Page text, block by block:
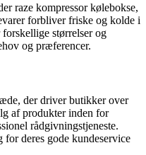
raze kompressor kølebokse,
forbliver friske og kolde i
størrelser og
og præferencer.
der driver butikker over
af produkter inden for
rådgivningstjeneste.
deres gode kundeservice